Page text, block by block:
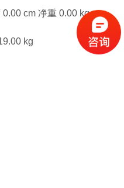
cm 净重 0.00 kg
kg